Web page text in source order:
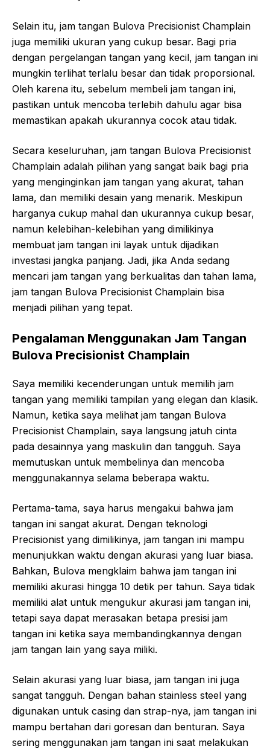
Selain itu, jam tangan Bulova Precisionist Champlain
juga memiliki ukuran yang cukup besar. Bagi pria
dengan pergelangan tangan yang kecil, jam tangan ini
mungkin terlihat terlalu besar dan tidak proporsional.
Oleh karena itu, sebelum membeli jam tangan ini,
pastikan untuk mencoba terlebih dahulu agar bisa
memastikan apakah ukurannya cocok atau tidak.
Secara keseluruhan, jam tangan Bulova Precisionist
Champlain adalah pilihan yang sangat baik bagi pria
yang menginginkan jam tangan yang akurat, tahan
lama, dan memiliki desain yang menarik. Meskipun
harganya cukup mahal dan ukurannya cukup besar,
namun kelebihan-kelebihan yang dimilikinya
membuat jam tangan ini layak untuk dijadikan
investasi jangka panjang. Jadi, jika Anda sedang
mencari jam tangan yang berkualitas dan tahan lama,
jam tangan Bulova Precisionist Champlain bisa
menjadi pilihan yang tepat.
Pengalaman Menggunakan Jam Tangan
Bulova Precisionist Champlain
Saya memiliki kecenderungan untuk memilih jam
tangan yang memiliki tampilan yang elegan dan klasik.
Namun, ketika saya melihat jam tangan Bulova
Precisionist Champlain, saya langsung jatuh cinta
pada desainnya yang maskulin dan tangguh. Saya
memutuskan untuk membelinya dan mencoba
menggunakannya selama beberapa waktu.
Pertama-tama, saya harus mengakui bahwa jam
tangan ini sangat akurat. Dengan teknologi
Precisionist yang dimilikinya, jam tangan ini mampu
menunjukkan waktu dengan akurasi yang luar biasa.
Bahkan, Bulova mengklaim bahwa jam tangan ini
memiliki akurasi hingga 10 detik per tahun. Saya tidak
memiliki alat untuk mengukur akurasi jam tangan ini,
tetapi saya dapat merasakan betapa presisi jam
tangan ini ketika saya membandingkannya dengan
jam tangan lain yang saya miliki.
Selain akurasi yang luar biasa, jam tangan ini juga
sangat tangguh. Dengan bahan stainless steel yang
digunakan untuk casing dan strap-nya, jam tangan ini
mampu bertahan dari goresan dan benturan. Saya
sering menggunakan jam tangan ini saat melakukan